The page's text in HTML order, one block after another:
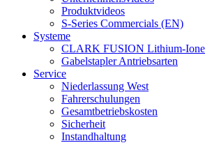
Produktvideos
S-Series Commercials (EN)
Systeme
CLARK FUSION Lithium-
Gabelstapler Antriebsarten
Service
Niederlassung West
Fahrerschulungen
Gesamtbetriebskosten
Sicherheit
Instandhaltung